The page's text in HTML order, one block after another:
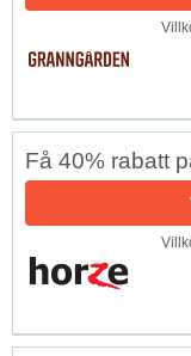
Få 40% rabatt